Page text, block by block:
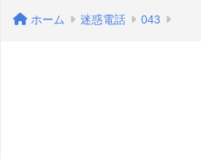
ホーム 迷惑電話 043